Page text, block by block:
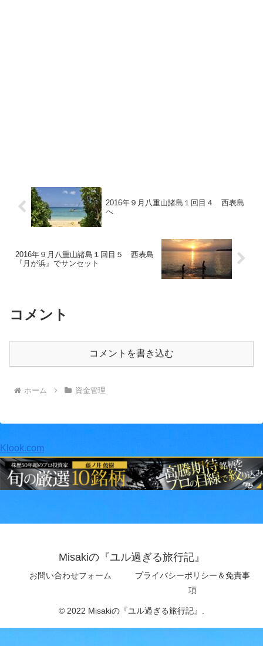
2016年９月八重山諸島１回目４ 西表島
へ
2016年９月八重山諸島１回目５ 西表島
『月が浜』でサンセット
コメント
コメントを書き込む
ホーム 資金管理
Klook.com
Misakiの『ユル過ぎる旅行記』
お問い合わせフォーム
プライバシーポリシー＆免責事
項
© 2022 Misakiの『ユル過ぎる旅行記』.